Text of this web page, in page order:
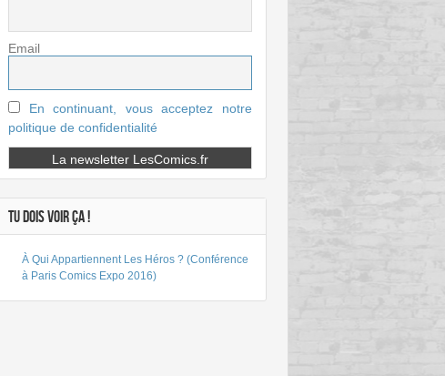
Email
En continuant, vous acceptez notre
politique de confidentialité
TU DOIS VOIR ÇA !
À Qui Appartiennent Les Héros ? (Conférence
à Paris Comics Expo 2016)